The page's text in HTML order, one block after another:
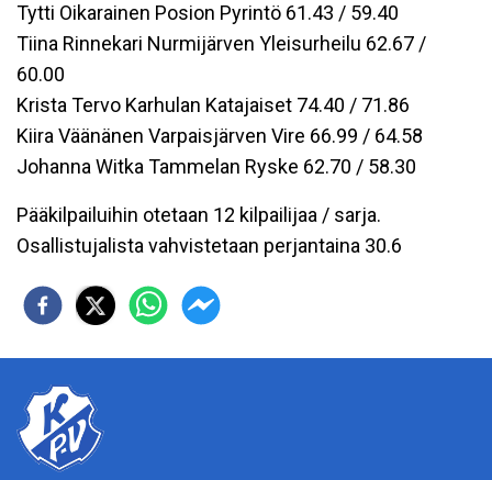
Tytti Oikarainen Posion Pyrintö 61.43 / 59.40
Tiina Rinnekari Nurmijärven Yleisurheilu 62.67 /
60.00
Krista Tervo Karhulan Katajaiset 74.40 / 71.86
Kiira Väänänen Varpaisjärven Vire 66.99 / 64.58
Johanna Witka Tammelan Ryske 62.70 / 58.30
Pääkilpailuihin otetaan 12 kilpailijaa / sarja.
Osallistujalista vahvistetaan perjantaina 30.6